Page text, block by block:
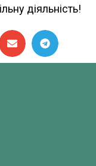
діяльність!